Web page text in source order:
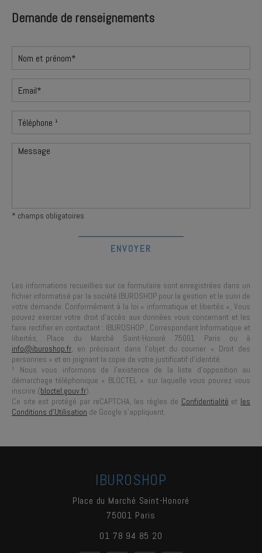
Demande de renseignements
* champs obligatoires
Les informations recueillies sur ce formulaire sont enregistrées dans un
fichier informatisé par la société IBUROSHOP pour la gestion et le suivi de
votre demande. Conformément à la loi « informatique et libertés », Vous
pouvez exercer votre droit d'accès aux données vous concernant et les
faire rectifier en contactant : IBUROSHOP , Correspondant Informatique et
libertés, Place du Marché Saint-Honoré 75001 Paris ou à
info@iburoshop.fr, en précisant dans l’objet du courrier « Droit des
personnes » et en joignant la copie de votre justificatif d’identité.
¹ Nous vous informons de l’existence de la liste d’opposition au
démarchage téléphonique « BLOCTEL » sur laquelle vous pouvez vous
inscrire (bloctel.gouv.fr).
Ce site est protégé par reCAPTCHA, les règles de Confidentialité et les
Conditions d'Utilisation de Google s'appliquent.
IBUROSHOP
Place du Marché Saint-Honoré
75001 Paris
01 78 94 85 20